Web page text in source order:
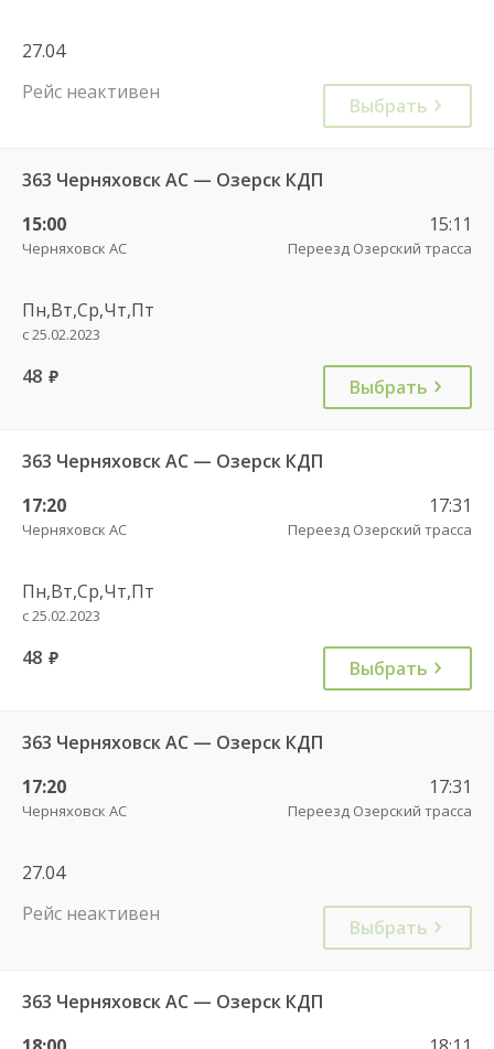
27.04
Рейс неактивен
Выбрать
363 Черняховск АС — Озерск КДП
15:00
Черняховск АС
15:11
Переезд Озерский трасса
Пн,Вт,Ср,Чт,Пт
с 25.02.2023
48 руб. Выбрать
363 Черняховск АС — Озерск КДП
17:20
Черняховск АС
17:31
Переезд Озерский трасса
Пн,Вт,Ср,Чт,Пт
с 25.02.2023
48 руб. Выбрать
363 Черняховск АС — Озерск КДП
17:20
Черняховск АС
17:31
Переезд Озерский трасса
27.04
Рейс неактивен
Выбрать
363 Черняховск АС — Озерск КДП